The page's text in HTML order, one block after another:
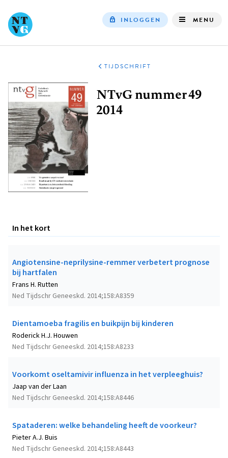
INLOGGEN MENU
TIJDSCHRIFT
NTvG nummer 49
2014
In het kort
Angiotensine-neprilysine-remmer verbetert prognose
bij hartfalen
Ned Tijdschr Geneeskd. 2014;158:A8359
Frans H. Rutten
Dientamoeba fragilis en buikpijn bij kinderen
Ned Tijdschr Geneeskd. 2014;158:A8233
Roderick H.J. Houwen
Voorkomt oseltamivir influenza in het verpleeghuis?
Ned Tijdschr Geneeskd. 2014;158:A8446
Jaap van der Laan
Spataderen: welke behandeling heeft de voorkeur?
Ned Tijdschr Geneeskd. 2014;158:A8443
Pieter A.J. Buis